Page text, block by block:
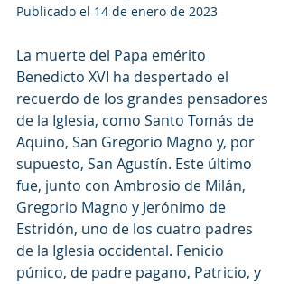
Publicado el 14 de enero de 2023
La muerte del Papa emérito
Benedicto XVI ha despertado el
recuerdo de los grandes pensadores
de la Iglesia, como Santo Tomás de
Aquino, San Gregorio Magno y, por
supuesto, San Agustín. Este último
fue, junto con Ambrosio de Milán,
Gregorio Magno y Jerónimo de
Estridón, uno de los cuatro padres
de la Iglesia occidental. Fenicio
púnico, de padre pagano, Patricio, y